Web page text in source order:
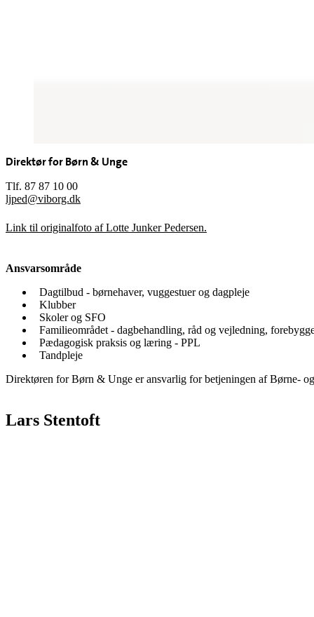
Direktør for Børn & Unge
Tlf. 87 87 10 00
ljped@viborg.dk
Link til originalfoto af Lotte Junker Pedersen.
Ansvarsområde
Dagtilbud - børnehaver, vuggestuer og dagpleje
Klubber
Skoler og SFO
Familieområdet - dagbehandling, råd og vejledning,
Pædagogisk praksis og læring - PPL
Tandpleje
Direktøren for Børn & Unge er ansvarlig for betjeningen af Børne-
Lars Stentoft